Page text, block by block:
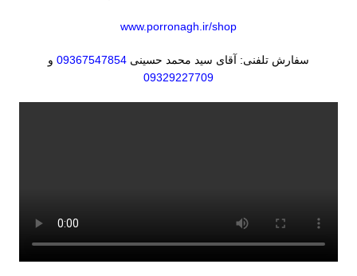
www.porronagh.ir/shop
سفارش تلفنی: آقای سید محمد حسینی 09367547854 و
09329227709